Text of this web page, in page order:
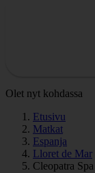
Olet nyt kohdassa
Etusivu
Matkat
Espanja
Lloret de Mar
Cleopatra